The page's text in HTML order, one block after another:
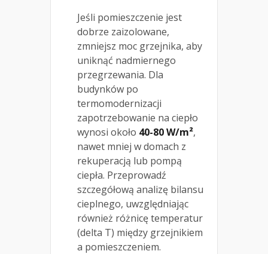
Jeśli pomieszczenie jest
dobrze zaizolowane,
zmniejsz moc grzejnika, aby
uniknąć nadmiernego
przegrzewania. Dla
budynków po
termomodernizacji
zapotrzebowanie na ciepło
wynosi około 40-80 W/m²,
nawet mniej w domach z
rekuperacją lub pompą
ciepła. Przeprowadź
szczegółową analizę bilansu
cieplnego, uwzględniając
również różnicę temperatur
(delta T) między grzejnikiem
a pomieszczeniem.